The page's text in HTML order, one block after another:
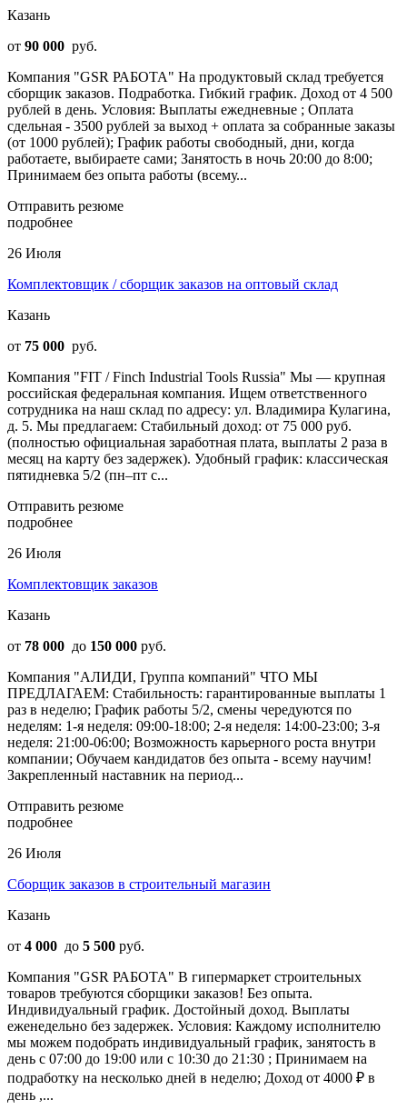
Казань
от 90 000 руб.
Компания "GSR РАБОТА" На продуктовый склад требуется
сборщик заказов. Подработка. Гибкий график. Доход от 4 500
рублей в день. Условия: Выплаты ежедневные ; Оплата
сдельная - 3500 рублей за выход + оплата за собранные заказы
(от 1000 рублей); График работы свободный, дни, когда
работаете, выбираете сами; Занятость в ночь 20:00 до 8:00;
Принимаем без опыта работы (всему...
Отправить резюме
подробнее
26 Июля
Комплектовщик / сборщик заказов на оптовый склад
Казань
от 75 000 руб.
Компания "FIT / Finch Industrial Tools Russia" Мы — крупная
российская федеральная компания. Ищем ответственного
сотрудника на наш склад по адресу: ул. Владимира Кулагина,
д. 5. Мы предлагаем: Стабильный доход: от 75 000 руб.
(полностью официальная заработная плата, выплаты 2 раза в
месяц на карту без задержек). Удобный график: классическая
пятидневка 5/2 (пн–пт с...
Отправить резюме
подробнее
26 Июля
Комплектовщик заказов
Казань
от 78 000 до 150 000 руб.
Компания "АЛИДИ, Группа компаний" ЧТО МЫ
ПРЕДЛАГАЕМ: Стабильность: гарантированные выплаты 1
раз в неделю; График работы 5/2, смены чередуются по
неделям: 1-я неделя: 09:00-18:00; 2-я неделя: 14:00-23:00; 3-я
неделя: 21:00-06:00; Возможность карьерного роста внутри
компании; Обучаем кандидатов без опыта - всему научим!
Закрепленный наставник на период...
Отправить резюме
подробнее
26 Июля
Сборщик заказов в строительный магазин
Казань
от 4 000 до 5 500 руб.
Компания "GSR РАБОТА" В гипермаркет строительных
товаров требуются сборщики заказов! Без опыта.
Индивидуальный график. Достойный доход. Выплаты
еженедельно без задержек. Условия: Каждому исполнителю
мы можем подобрать индивидуальный график, занятость в
день с 07:00 до 19:00 или с 10:30 до 21:30 ; Принимаем на
подработку на несколько дней в неделю; Доход от 4000 ₽ в
день ,...